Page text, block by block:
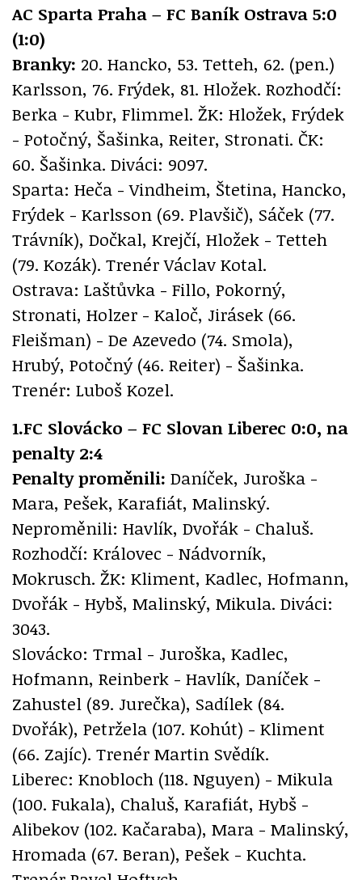
AC Sparta Praha – FC Baník Ostrava 5:0
(1:0)
Branky: 20. Hancko, 53. Tetteh, 62. (pen.)
Karlsson, 76. Frýdek, 81. Hložek. Rozhodčí:
Berka - Kubr, Flimmel. ŽK: Hložek, Frýdek
- Potočný, Šašinka, Reiter, Stronati. ČK:
60. Šašinka. Diváci: 9097.
Sparta: Heča - Vindheim, Štetina, Hancko,
Frýdek - Karlsson (69. Plavšič), Sáček (77.
Trávník), Dočkal, Krejčí, Hložek - Tetteh
(79. Kozák). Trenér Václav Kotal.
Ostrava: Laštůvka - Fillo, Pokorný,
Stronati, Holzer - Kaloč, Jirásek (66.
Fleišman) - De Azevedo (74. Smola),
Hrubý, Potočný (46. Reiter) - Šašinka.
Trenér: Luboš Kozel.
1.FC Slovácko – FC Slovan Liberec 0:0, na
penalty 2:4
Penalty proměnili: Daníček, Juroška -
Mara, Pešek, Karafiát, Malinský.
Neproměnili: Havlík, Dvořák - Chaluš.
Rozhodčí: Královec - Nádvorník,
Mokrusch. ŽK: Kliment, Kadlec, Hofmann,
Dvořák - Hybš, Malinský, Mikula. Diváci:
3043.
Slovácko: Trmal - Juroška, Kadlec,
Hofmann, Reinberk - Havlík, Daníček -
Zahustel (89. Jurečka), Sadílek (84.
Dvořák), Petržela (107. Kohút) - Kliment
(66. Zajíc). Trenér Martin Svědík.
Liberec: Knobloch (118. Nguyen) - Mikula
(100. Fukala), Chaluš, Karafiát, Hybš -
Alibekov (102. Kačaraba), Mara - Malinský,
Hromada (67. Beran), Pešek - Kuchta.